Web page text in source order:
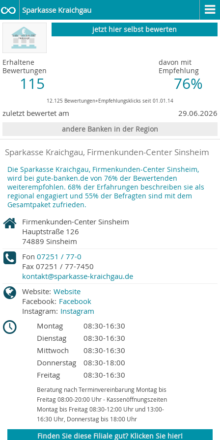
Sparkasse Kraichgau
jetzt hier selbst bewerten
Erhaltene
Bewertungen
115
davon mit
Empfehlung
76%
12.125 Bewertungen+Empfehlungsklicks seit 01.01.14
zuletzt bewertet am 29.06.2026
andere Banken in der Region
Sparkasse Kraichgau, Firmenkunden-Center Sinsheim
Die Sparkasse Kraichgau, Firmenkunden-Center Sinsheim,
wird bei gute-banken.de von 76% der Bewertenden
weiterempfohlen. 68% der Erfahrungen beschreiben sie als
regional engagiert und 55% der Befragten sind mit dem
Gesamtpaket zufrieden.
Firmenkunden-Center Sinsheim
Hauptstraße 126
74889 Sinsheim
Fon 07251 / 77-0
Fax 07251 / 77-7450
kontakt@sparkasse-kraichgau.de
Website: Website
Facebook: Facebook
Instagram: Instagram
Montag
08:30-16:30
Dienstag
08:30-16:30
Mittwoch
08:30-16:30
Donnerstag
08:30-18:00
Freitag
08:30-16:30
Beratung nach Terminvereinbarung Montag bis
Freitag 08:00-20:00 Uhr - Kassenöffnungszeiten
Montag bis Freitag 08:30-12:00 Uhr und 13:00-
16:30 Uhr, Donnerstag bis 18:00 Uhr
Finden Sie diese Filiale gut? Klicken Sie hier!